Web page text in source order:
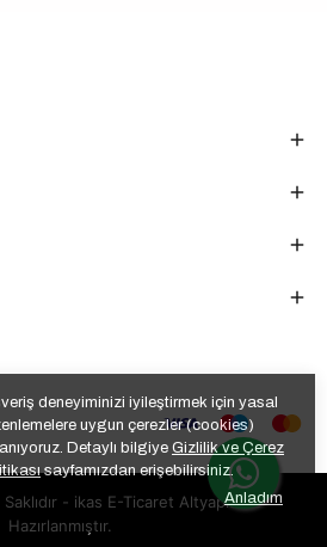
deneyiminizi iyileştirmek için yasal
uygun çerezler (cookies)
Detaylı bilgiye Gizlilik ve Çerez
sayfamızdan erişebilirsiniz.
Anladım
- ikas E-Ticaret Altyapısı ile
Hazırlanmıştır.